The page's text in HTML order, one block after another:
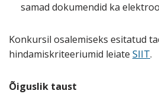
samad dokumendid ka
Konkursil osalemiseks esitatud
hindamiskriteeriumid leiate SIIT.
Õiguslik taust